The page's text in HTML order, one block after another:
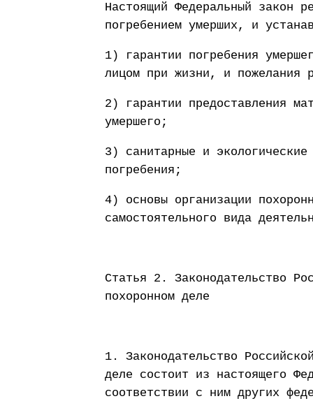
Настоящий Федеральный закон
погребением умерших, и
1) гарантии погребения
лицом при жизни, и пожелания
2) гарантии предоставления
умершего;
3) санитарные и
погребения;
4) основы организации
самостоятельного вида
Статья 2. Законодательство
похоронном деле
1. Законодательство
деле состоит из настоящего
соответствии с ним других